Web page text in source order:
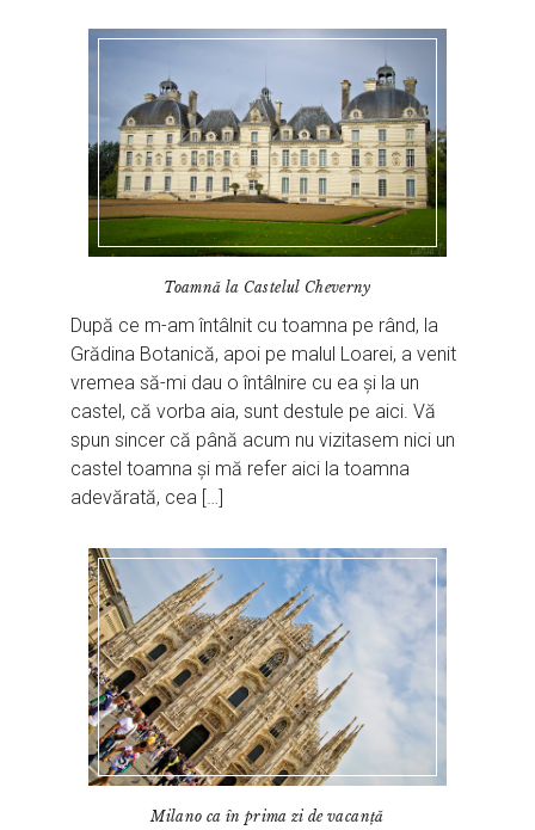
Toamnă la Castelul Cheverny
După ce m-am întâlnit cu toamna pe rând, la
Grădina Botanică, apoi pe malul Loarei, a venit
vremea să-mi dau o întâlnire cu ea și la un
castel, că vorba aia, sunt destule pe aici. Vă
spun sincer că până acum nu vizitasem nici un
castel toamna și mă refer aici la toamna
adevărată, cea […]
Milano ca în prima zi de vacanță